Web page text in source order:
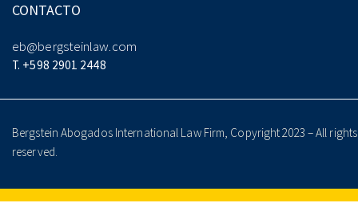
CONTACTO
eb@bergsteinlaw.com
T. +598 2901 2448
Bergstein Abogados International Law Firm, Copyright 2023 – All rights
reserved.